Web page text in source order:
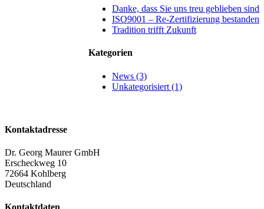
Danke, dass Sie uns treu geblieben sind
ISO9001 – Re-Zertifizierung bestanden
Tradition trifft Zukunft
Kategorien
News (3)
Unkategorisiert (1)
Kontaktadresse
Dr. Georg Maurer GmbH
Erscheckweg 10
72664 Kohlberg
Deutschland